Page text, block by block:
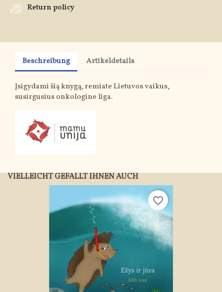
Return policy
Beschreibung Artikeldetails
Įsigydami šią knygą, remiate Lietuvos vaikus,
susirgusius onkologine liga.
VIELLEICHT GEFÄLLT IHNEN AUCH
favorite_border